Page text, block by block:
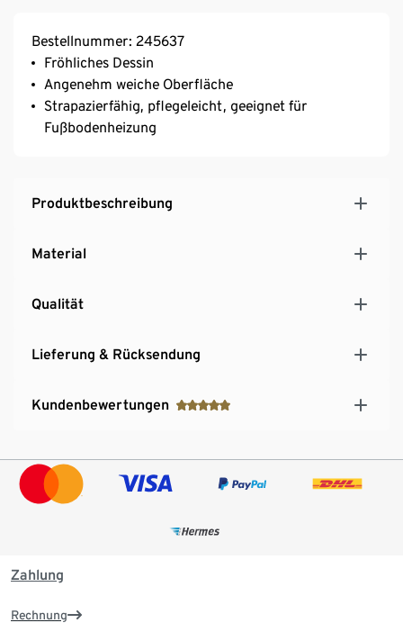
Bestellnummer: 245637
Fröhliches Dessin
Angenehm weiche Oberfläche
Strapazierfähig, pflegeleicht, geeignet für
Fußbodenheizung
Produktbeschreibung
Material
Qualität
Lieferung & Rücksendung
Kundenbewertungen
Zahlung
Rechnung